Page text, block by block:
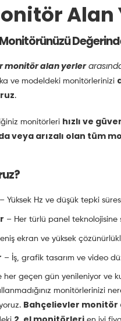
Alan
monitör alan yerler
ve modeldeki monitörlerinizi
.
monitörleri hızlı ve
veya arızalı olan tüm
Yüksek Hz ve düşük tepki
– Her türlü panel teknolojisine
ekran ve yüksek
– İş, grafik tasarım ve video
geçen gün yenileniyor ve
monitörlerinizi
Bahçelievler monitör